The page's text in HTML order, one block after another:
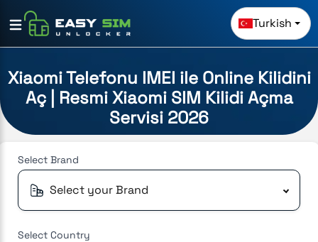
Turkish
Xiaomi Telefonu IMEI ile Online Kilidini
Aç | Resmi Xiaomi SIM Kilidi Açma
Servisi 2026
Select Brand
Select your Brand
Select Country